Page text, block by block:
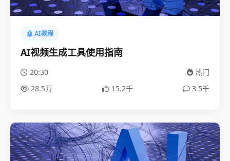
🤖 AI教程
AI视频生成工具使用指南
20:30
热门
28.5万
15.2千 3.5千